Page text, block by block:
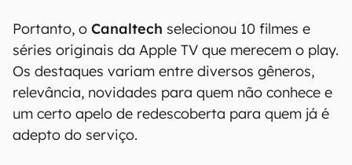
Portanto, o Canaltech selecionou 10 filmes e
séries originais da Apple TV que merecem o play.
Os destaques variam entre diversos gêneros,
relevância, novidades para quem não conhece e
um certo apelo de redescoberta para quem já é
adepto do serviço.